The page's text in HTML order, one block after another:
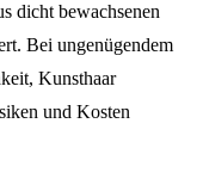
dicht bewachsenen
Bei ungenügendem
Kunsthaar
und Kosten